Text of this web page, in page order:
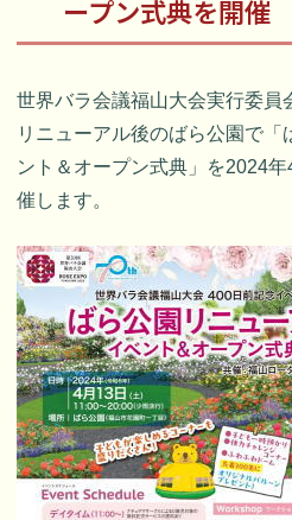
ープン式典を開催
世界バラ会議福山大会実行委員
リニューアル後のばら公園で「
ント＆オープン式典」を2024
催します。